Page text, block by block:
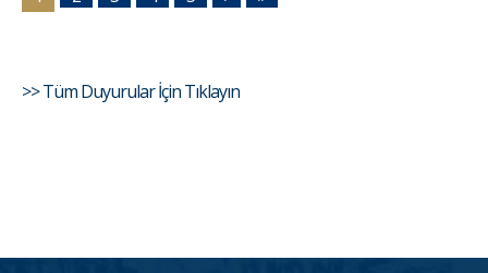
>> Tüm Duyurular İçin Tıklayın